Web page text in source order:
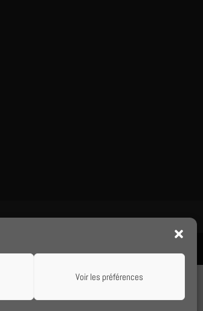
Voir les préférences